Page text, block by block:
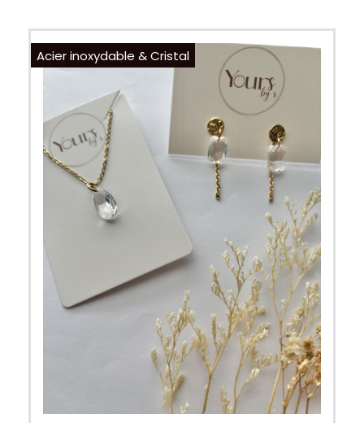
Acier inoxydable & Cristal